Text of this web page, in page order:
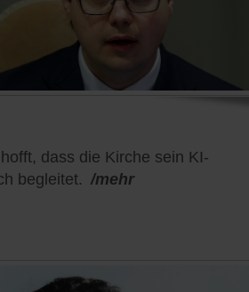
dass die Kirche sein KI-
begleitet. /mehr